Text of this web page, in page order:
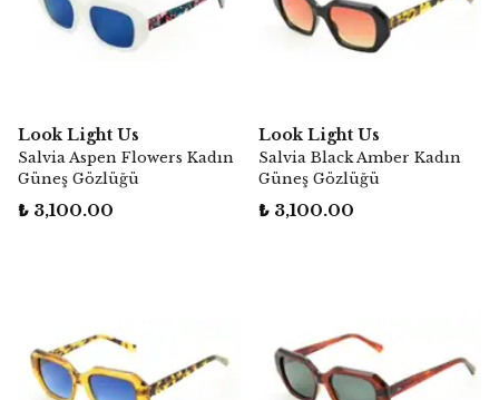
Look Light Us
Salvia Aspen Flowers Kadın
Güneş Gözlüğü
₺ 3,100.00
Look Light Us
Salvia Black Amber Kadın
Güneş Gözlüğü
₺ 3,100.00